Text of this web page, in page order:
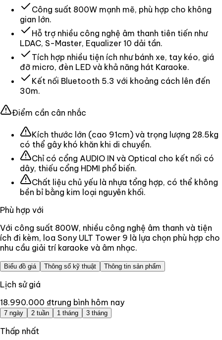
Công suất 800W mạnh mẽ, phù hợp cho không
gian lớn.
Hỗ trợ nhiều công nghệ âm thanh tiên tiến như
LDAC, S-Master, Equalizer 10 dải tần.
Tích hợp nhiều tiện ích như bánh xe, tay kéo, giá
đỡ micro, đèn LED và khả năng hát Karaoke.
Kết nối Bluetooth 5.3 với khoảng cách lên đến
30m.
Điểm cần cân nhắc
Kích thước lớn (cao 91cm) và trọng lượng 28.5kg
có thể gây khó khăn khi di chuyển.
Chỉ có cổng AUDIO IN và Optical cho kết nối có
dây, thiếu cổng HDMI phổ biến.
Chất liệu chủ yếu là nhựa tổng hợp, có thể không
bền bỉ bằng kim loại nguyên khối.
Phù hợp với
Với công suất 800W, nhiều công nghệ âm thanh và tiện
ích đi kèm, loa Sony ULT Tower 9 là lựa chọn phù hợp cho
nhu cầu giải trí karaoke và âm nhạc.
Biểu đồ giá Thông số kỹ thuật Thông tin sản phẩm
Lịch sử giá
18.990.000 ₫trung bình hôm nay
7 ngày 2 tuần 1 tháng 3 tháng
Thấp nhất